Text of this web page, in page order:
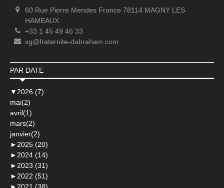
60 Rue Pierre Mendes France 78114 MAGNY LES
HAMEAUX
+33 1 45 49 46 33
sg@fraternite-dabraham.com
PAR DATE
▼ 2026 (7)
mai(2)
avril(1)
mars(2)
janvier(2)
► 2025 (20)
► 2024 (14)
► 2023 (31)
► 2022 (51)